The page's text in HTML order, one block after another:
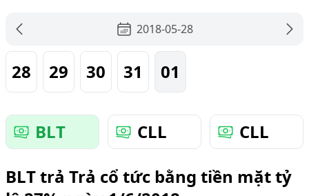
2018-05-28
28 29 30 31 01
BLT CLL
CLL
BLT trả Trả cổ tức bằng tiền mặt tỷ